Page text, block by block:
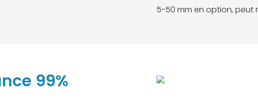
5-50 mm en option, peut
99%